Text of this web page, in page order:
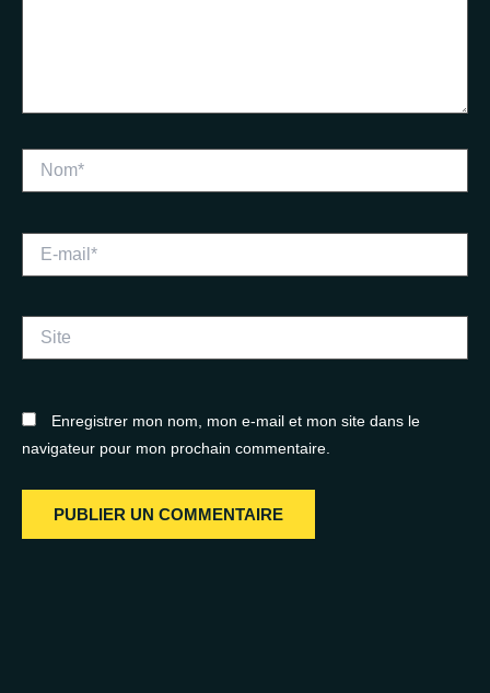
Nom*
mail*
Enregistrer mon nom, mon e-mail et mon site dans le
navigateur pour mon prochain commentaire.